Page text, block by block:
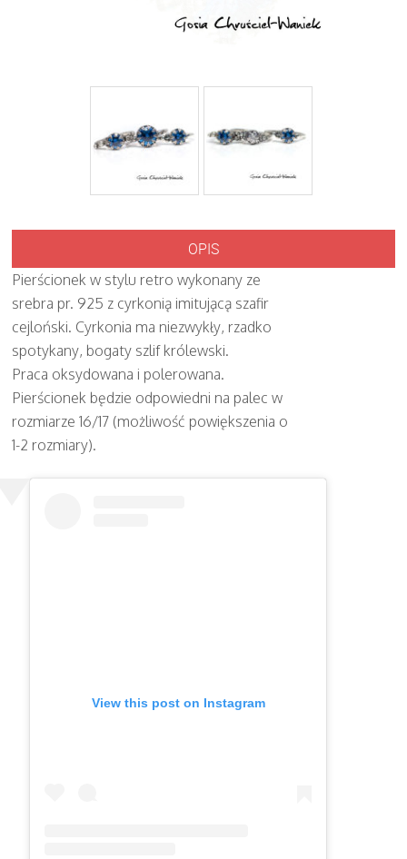
OPIS
Pierścionek w stylu retro wykonany ze
srebra pr. 925 z cyrkonią imitującą szafir
cejloński. Cyrkonia ma niezwykły, rzadko
spotykany, bogaty szlif królewski.
Praca oksydowana i polerowana.
Pierścionek będzie odpowiedni na palec w
rozmiarze 16/17 (możliwość powiększenia o
1-2 rozmiary).
View this post on Instagram